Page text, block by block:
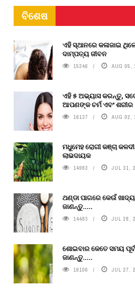
ବିଶେଷ
ଏହି ସ୍ଥାନରେ କଳାଜାଇ
ଦାମ୍ପତ୍ୟ ଜୀବନ
15246 AUG 05,
ଏହି ୫ ଅଭ୍ୟାସ କରନ୍ତୁ,
ଆପଣଙ୍କ ଚର୍ମ ଏବଂ ଶରୀର
16137 AUG 02,
ମଧୁମେହ ରୋଗୀ କଞ୍ଚା
ଲାଭଦାୟକ
14983 JUL 31,
ଥଣ୍ଡା ପାଗରେ କେଉଁ
ଜାଣନ୍ତୁ.....
14483 JUL 28,
ଶୋଇବାର କେତେ ସମୟ
ଜାଣନ୍ତୁ.....
16106 JUL 27,